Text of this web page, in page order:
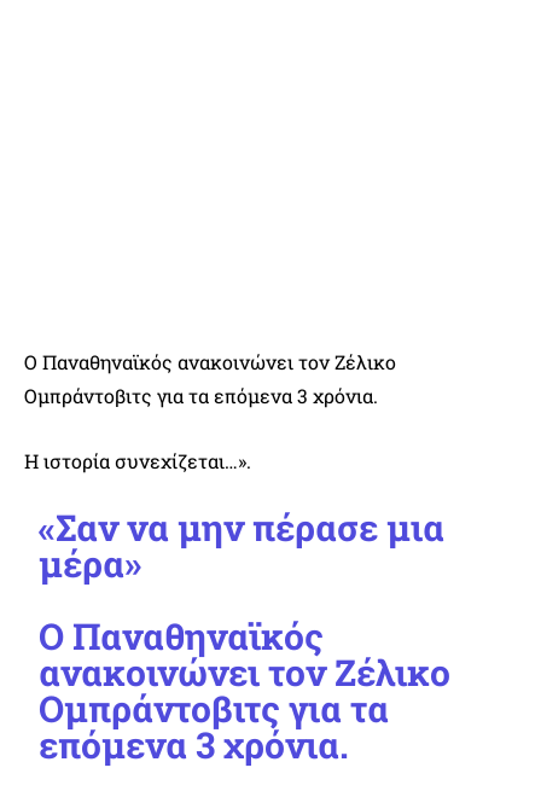
Ο Παναθηναϊκός ανακοινώνει τον Ζέλικο
Ομπράντοβιτς για τα επόμενα 3 χρόνια.
Η ιστορία συνεχίζεται…».
«Σαν να μην πέρασε μια
μέρα»
Ο Παναθηναϊκός
ανακοινώνει τον Ζέλικο
Ομπράντοβιτς για τα
επόμενα 3 χρόνια.